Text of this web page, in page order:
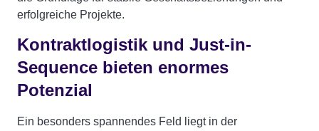
erfolgreiche Projekte.
Kontraktlogistik und Just-in-
Sequence bieten enormes
Potenzial
Ein besonders spannendes Feld liegt in der